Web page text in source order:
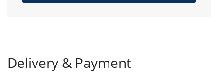
Delivery & Payment